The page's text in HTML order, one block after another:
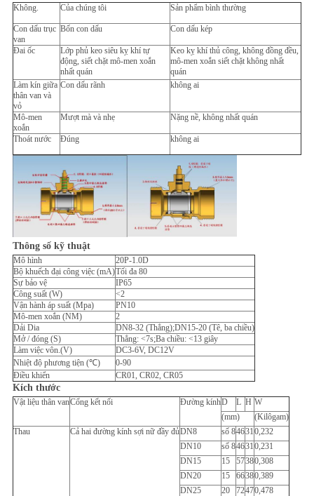
Không. Của chúng tôi Sản phẩm bình thường
Con dấu trục
van
Bốn con dấu Con dấu kép
Đai ốc
Lớp phủ keo siêu kỵ khí tự
động, siết chặt mô-men xoắn
nhất quán
Keo kỵ khí thủ công, không đồng đều,
mô-men xoắn siết chặt không nhất
quán
Làm kín giữa
thân van và
vỏ
Con dấu rãnh không ai
Mô-men
xoắn
Mượt mà và nhẹ Nặng nề, không nhất quán
Thoát nước Đúng không ai
Thông số kỹ thuật
Mô hình
20P-1.0D
Bộ khuếch đại công việc (mA)Tối đa 80
Sự bảo vệ
IP65
Công suất (W)
<2
Vận hành áp suất (Mpa)
PN10
Mô-men xoắn (NM)
2
Dải Dia
DN8-32 (Thẳng);DN15-20 (Tê, ba chiều)
Mở / đóng (S)
Thẳng: <7s;Ba chiều: <13 giây
Làm việc vôn.(V)
DC3-6V, DC12V
Nhiệt độ phương tiện (℃)
0-90
Điều khiển
CR01, CR02, CR05
Kích thước
Vật liệu thân vanCổng kết nối Đường kínhD L H W
(mm)
(Kilôgam)
Thau
Cả hai đường kính sợi nữ đầy đủDN8 số 84631 0,232
DN10
số 84631 0,231
DN15
15 57380,308
DN20
15 66380,389
DN25
20 72470,478